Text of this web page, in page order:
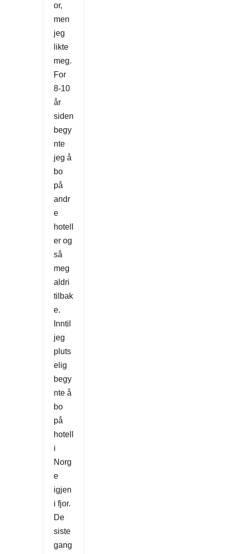
or,
men
jeg
likte
meg.
For
8-10
år
siden
begy
nte
jeg å
bo
på
andr
e
hotell
er og
så
meg
aldri
tilbak
e.
Inntil
jeg
pluts
elig
begy
nte å
bo
på
hotell
i
Norg
e
igjen
i fjor.
De
siste
gang